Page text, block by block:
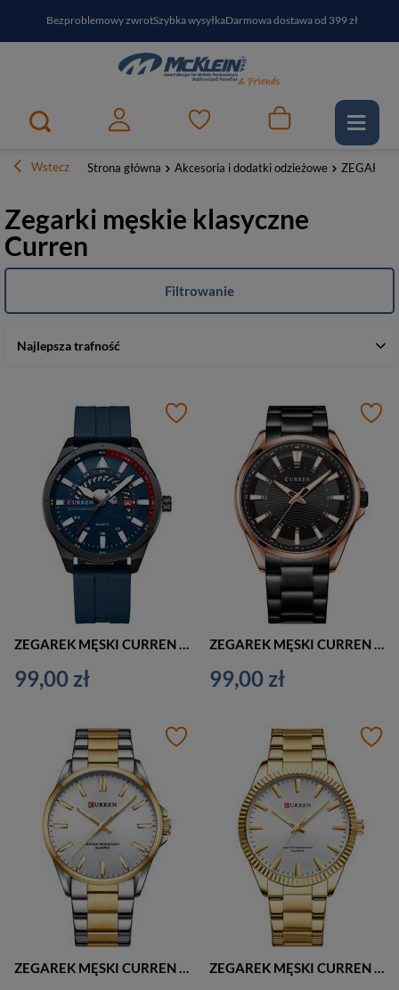
Bezproblemowy zwrotSzybka wysyłkaDarmowa dostawa od 399 zł
PayPo - kup i zapłać za30 dniZapisz się do newslettera i odbierz RABAT
Wstecz Strona główna Akcesoria i dodatki odzieżowe ZEGARKI
Zegarki męskie klasyczne
Curren
Najlepsza trafność
Filtrowanie
ZEGAREK MĘSKI CURREN 8421 (zc042b) + BOX
99,00 zł
ZEGAREK MĘSKI CURREN 8424 (zc040d) + BOX
99,00 zł